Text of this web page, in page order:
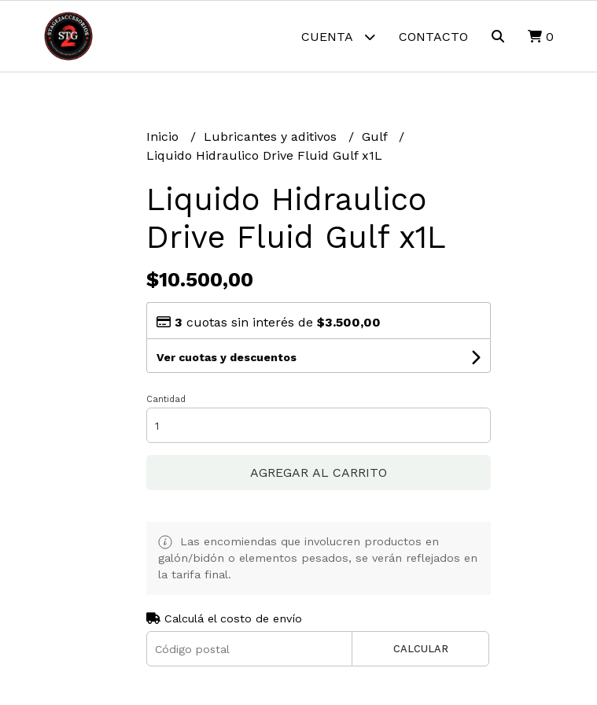
CUENTA CONTACTO 0
Inicio Lubricantes y aditivos
Gulf
Liquido Hidraulico Drive Fluid Gulf x1L
Liquido Hidraulico
Drive Fluid Gulf x1L
$10.500,00
3 cuotas sin interés de $3.500,00
Ver cuotas y descuentos
Cantidad
AGREGAR AL CARRITO
Las encomiendas que involucren productos en
galón/bidón o elementos pesados, se verán reflejados en
la tarifa final.
Calculá el costo de envío
CALCULAR